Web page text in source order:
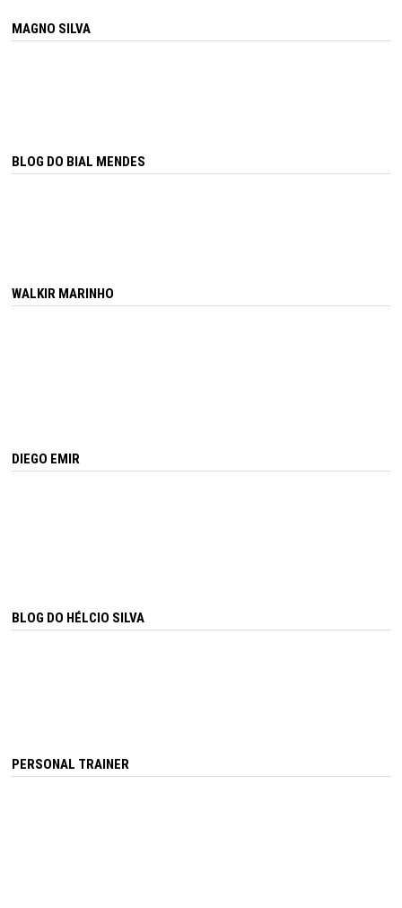
MAGNO SILVA
BLOG DO BIAL MENDES
WALKIR MARINHO
DIEGO EMIR
BLOG DO HÉLCIO SILVA
PERSONAL TRAINER